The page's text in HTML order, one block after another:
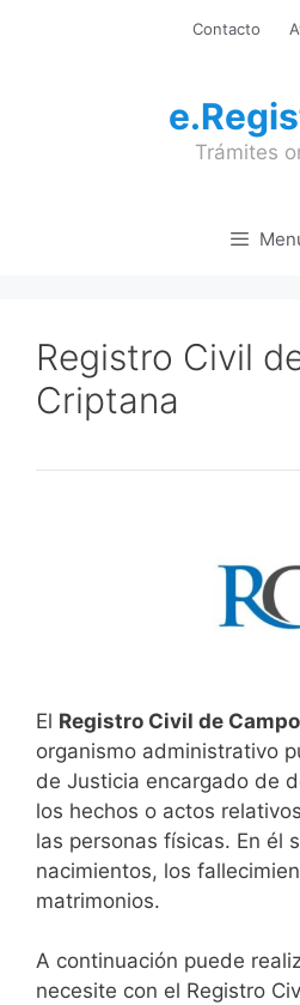
Contacto
Trámites
Registro Civil
Criptana
El Registro Civil de
organismo administrativo
de Justicia encargado de
los hechos o actos
las personas físicas. En él
nacimientos, los
matrimonios.
A continuación puede
necesite con el Registro